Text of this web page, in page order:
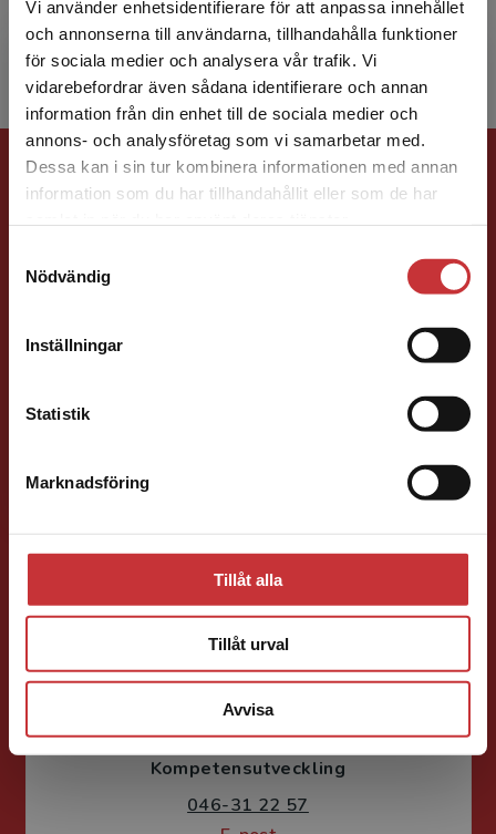
Vi använder enhetsidentifierare för att anpassa innehållet
och annonserna till användarna, tillhandahålla funktioner
för sociala medier och analysera vår trafik. Vi
vidarebefordrar även sådana identifierare och annan
information från din enhet till de sociala medier och
annons- och analysföretag som vi samarbetar med.
Dessa kan i sin tur kombinera informationen med annan
information som du har tillhandahållit eller som de har
Nödvändig
Inställningar
Statistik
Marknadsföring
Tillåt alla
Tillåt urval
Avvisa
Begränsad fraktregion
Det verkar som att du besöker
studentlitteratur.se via en enhet utanför Sverige.
Vi erbjuder inte leveranser utanför Sverige. För
att kunna slutföra ett köp måste
vid Tekniska Högskolan i Jönköping. Han
ansvarar för ...
Förlagskontakt
Fritjof Janson
Förlagskoordinator Kurslitteratur och
Kompetensutveckling
046-31 22 57